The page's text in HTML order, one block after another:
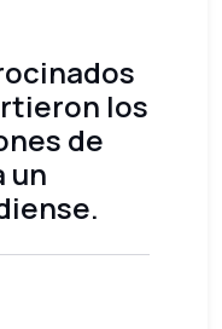
los
de
un